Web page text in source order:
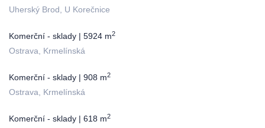
Uherský Brod, U Korečnice
Komerční - sklady | 5924 m2
Ostrava, Krmelínská
Komerční - sklady | 908 m2
Ostrava, Krmelínská
Komerční - sklady | 618 m2